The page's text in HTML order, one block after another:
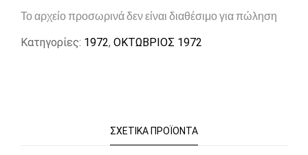
Το αρχείο προσωρινά δεν είναι διαθέσιμο για πώληση
Κατηγορίες: 1972, ΟΚΤΩΒΡΙΟΣ 1972
ΣΧΕΤΙΚΆ ΠΡΟΪΌΝΤΑ